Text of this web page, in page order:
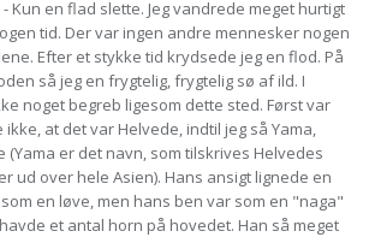
Kun en flad slette. Jeg vandrede meget hurtigt
tid. Der var ingen andre mennesker nogen
Efter et stykke tid krydsede jeg en flod. På
så jeg en frygtelig, frygtelig sø af ild. I
noget begreb ligesom dette sted. Først var
at det var Helvede, indtil jeg så Yama,
(Yama er det navn, som tilskrives Helvedes
ud over hele Asien). Hans ansigt lignede en
en løve, men hans ben var som en "naga"
et antal horn på hovedet. Han så meget